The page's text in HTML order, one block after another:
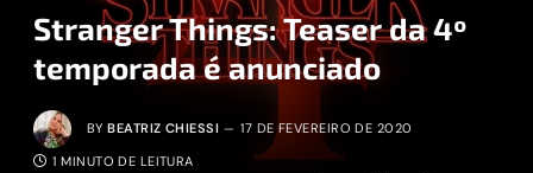
Stranger Things: Teaser da 4º
temporada é anunciado
BY BEATRIZ CHIESSI 17 DE FEVEREIRO DE 2020
1 MINUTO DE LEITURA